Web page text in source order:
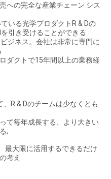
への完全な産業チェーン シス
いる光学プロダクトR & Dの
引き受けることができる
ジネス。会社は非常に専門に
ダクトで15年間以上の業務経
R & Dのチームは少なくとも
て毎年成長する、より大きい
;
最大限に活用するできるだけ
考え